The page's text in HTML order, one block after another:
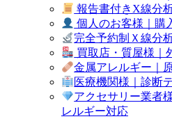
報告書付きX線分
個人のお客様｜購
完全予約制Ｘ線分
買取店・質屋様｜
金属アレルギー｜
医療機関様｜診断
アクセサリー業者
レルギー対応